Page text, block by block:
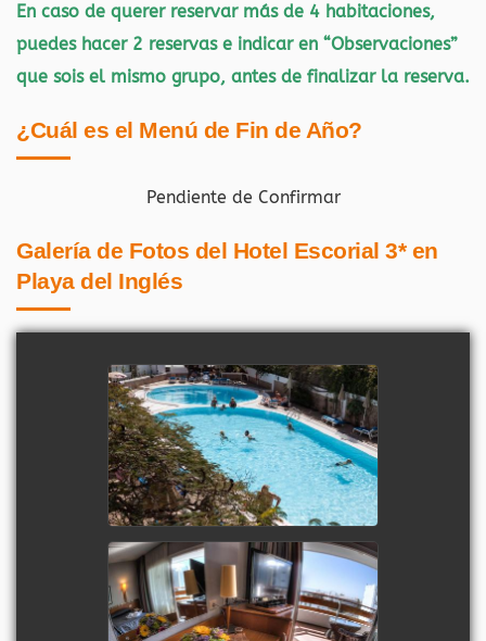
En caso de querer reservar más de 4 habitaciones,
puedes hacer 2 reservas e indicar en “Observaciones”
que sois el mismo grupo, antes de finalizar la reserva.
¿Cuál es el Menú de Fin de Año?
Pendiente de Confirmar
Galería de Fotos del Hotel Escorial 3* en
Playa del Inglés